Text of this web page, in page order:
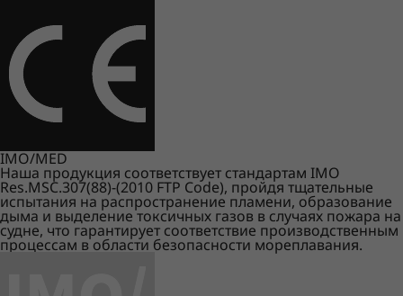
IMO/MED
Наша продукция соответствует стандартам IMO
Res.MSC.307(88)-(2010 FTP Code), пройдя тщательные
испытания на распространение пламени, образование
дыма и выделение токсичных газов в случаях пожара на
судне, что гарантирует соответствие производственным
процессам в области безопасности мореплавания.